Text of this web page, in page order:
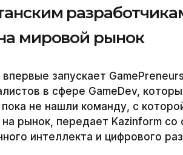
мировой рынок
впервые запускает
в сфере GameDev,
пока не нашли команду, с
рынок, передает Kazinform со
интеллекта и цифрового